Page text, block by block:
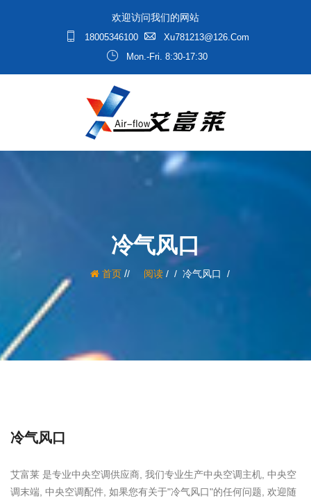
欢迎访问我们的网站
18005346100
Xu781213@126.com
Mon.-Fri. 8:30-17:30
冷气风口
首页/ 阅读/ 冷气风口
冷气风口
艾富莱 是专业中央空调供应商, 我们专业生产中央空调主机, 中央空
调末端, 中央空调配件, 如果您有关于"冷气风口"的任何问题, 欢迎随